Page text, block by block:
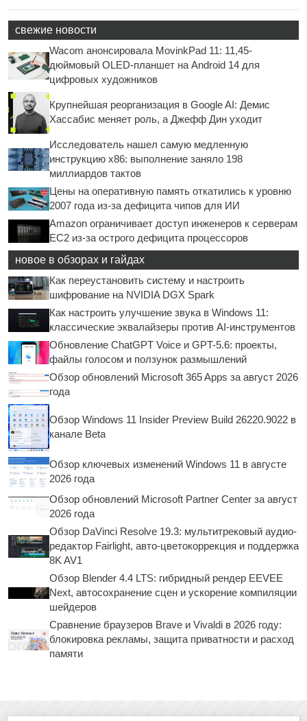
свежие новости
Wacom анонсировала MovinkPad 11: 11,45-
дюймовый OLED-планшет на Android 14 для
цифровых художников
Крупнейшая реорганизация в Google AI: Демис
Хассабис меняет роль, а Джефф Дин уходит
Исследователь нашел самую медленную
инструкцию x86: выполнение заняло 198
миллиардов тактов
Цены на оперативную память откатились к уровню
2007 года из-за дефицита чипов для ИИ
Amazon ограничивает доступ инженеров к серверам
EC2 из-за острого дефицита процессоров
новое в обзорах и гайдах
Как переустановить систему и настроить
шифрование на NVIDIA DGX Spark
Как настроить улучшение звука в Windows 11:
классические эквалайзеры против AI-инструментов
Обновление ChatGPT Voice и GPT-5.6: проекты,
файлы голосом и ползунок размышлений
Обзор обновлений Microsoft 365 Apps за август 2026
года
Обзор Windows 11 Insider Preview Build 26220.9022 в
канале Beta
Обзор ключевых изменений Windows 11 в августе
2026 года
Обзор обновлений Microsoft Partner Center за август
2026 года
Обзор DaVinci Resolve 19.3: мультитрековый аудио-
редактор Fairlight, авто-цветокоррекция и поддержка
8K AV1
Обзор Blender 4.4 LTS: гибридный рендер EEVEE
Next, автосохранение сцен и ускорение компиляции
шейдеров
Сравнение браузеров Brave и Vivaldi в 2026 году:
блокировка рекламы, защита приватности и расход
памяти